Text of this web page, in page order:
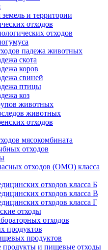
земель и территории
отходов
отходов
падежа животных
скота
коров
свиней
птицы
коз
животных
животных
отходов
мясокомбината
отходов
отходов (ОМО) класса
отходов класса Б
отходов класса В
отходов класса Г
отходы
отходов
продуктов
продуктов
продукты и пищевые отходы